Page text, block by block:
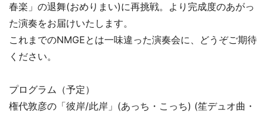
春楽」の退舞(おめりまい)に再挑戦。より完成度のあがっ
た演奏をお届けいたします。
これまでのNMGEとは一味違った演奏会に、どうぞご期待
ください。
プログラム（予定）
権代敦彦の「彼岸/此岸」(あっち・こっち) (笙デュオ曲・